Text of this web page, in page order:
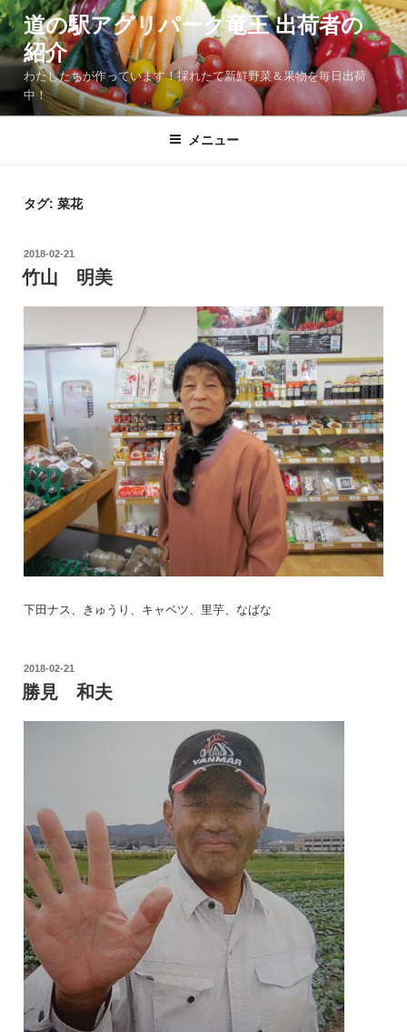
コ
ン
テ
ン
へ
道の駅アグリパーク竜王 出荷者の
紹介
わたしたちが作っています！採れたて新鮮野菜＆果物を毎日出荷
中！
メニュー
タグ: 菜花
投
稿
日:
2018-02-21
竹山 明美
下田ナス、きゅうり、キャベツ、里芋、なばな
投
稿
日:
2018-02-21
勝見 和夫